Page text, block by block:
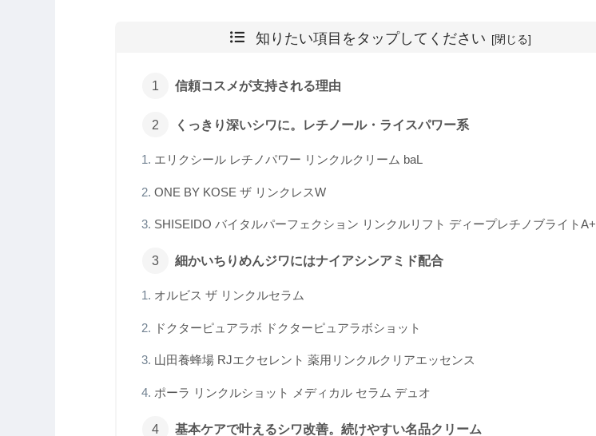
知りたい項目をタップしてください
信頼コスメが支持される理由
くっきり深いシワに。レチノール・ライスパワー系
エリクシール レチノパワー リンクルクリーム baL
ONE BY KOSE ザ リンクレスW
SHISEIDO バイタルパーフェクション リンクルリフト ディープレチノブライトA+
細かいちりめんジワにはナイアシンアミド配合
オルビス ザ リンクルセラム
ドクターピュアラボ ドクターピュアラボショット
山田養蜂場 RJエクセレント 薬用リンクルクリアエッセンス
ポーラ リンクルショット メディカル セラム デュオ
基本ケアで叶えるシワ改善。続けやすい名品クリーム